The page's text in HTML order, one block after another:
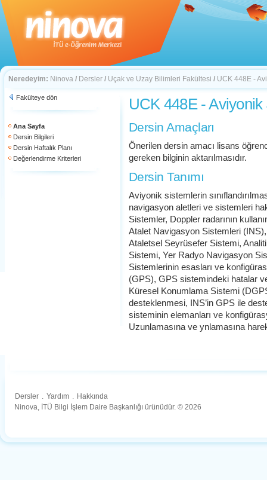
Neredeyim: Ninova / Dersler / Uçak ve Uzay Bilimleri Fakültesi / UCK 448E -
Fakülteye dön
Ana Sayfa
Dersin Bilgileri
Dersin Haftalık Planı
Değerlendirme Kriterleri
UCK 448E -
Dersin Amaçları
Önerilen dersin amacı lisans
gereken bilginin aktarılmasıdır.
Dersin Tanımı
Aviyonik sistemlerin
navigasyon aletleri ve sistemleri
Sistemler, Doppler radarının
Atalet Navigasyon Sistemleri
Ataletsel Seyrüsefer Sistemi,
Sistemi, Yer Radyo Navigasyon
Sistemlerinin esasları ve
(GPS), GPS sistemindeki hatalar
Küresel Konumlama Sistemi
desteklenmesi, INS’in GPS ile
sisteminin elemanları ve
Uzunlamasına ve ynlamasına
Dersler . Yardım . Hakkında
Ninova, İTÜ Bilgi İşlem Daire Başkanlığı ürünüdür. © 2026